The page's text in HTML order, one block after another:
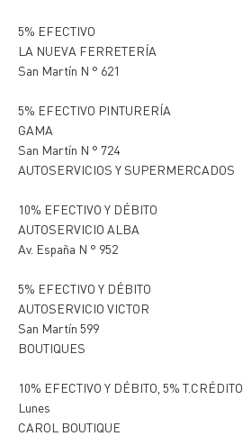
5% EFECTIVO
LA NUEVA FERRETERÍA
San Martín N ° 621
5% EFECTIVO PINTURERÍA
GAMA
San Martín N ° 724
AUTOSERVICIOS Y SUPERMERCADOS
10% EFECTIVO Y DÉBITO
AUTOSERVICIO ALBA
Av. España N ° 952
5% EFECTIVO Y DÉBITO
AUTOSERVICIO VICTOR
San Martín 599
BOUTIQUES
10% EFECTIVO Y DÉBITO, 5% T.CRÉDITO
Lunes
CAROL BOUTIQUE